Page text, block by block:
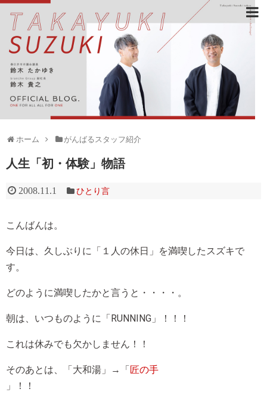
ホーム がんばるスタッフ紹介
人生「初・体験」物語
2008.11.1 ひとり言
こんばんは。
今日は、久しぶりに「１人の休日」を満喫したスズキで
す。
どのように満喫したかと言うと・・・・。
朝は、いつものように「RUNNING」！！！
これは休みでも欠かしません！！
そのあとは、「大和湯」→「匠の手
」！！